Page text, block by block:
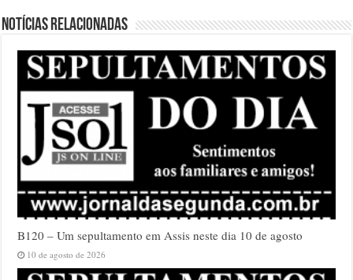
Notícias relacionadas
B120 – Um sepultamento em Assis neste dia 10 de agosto
10 de agosto de 2026